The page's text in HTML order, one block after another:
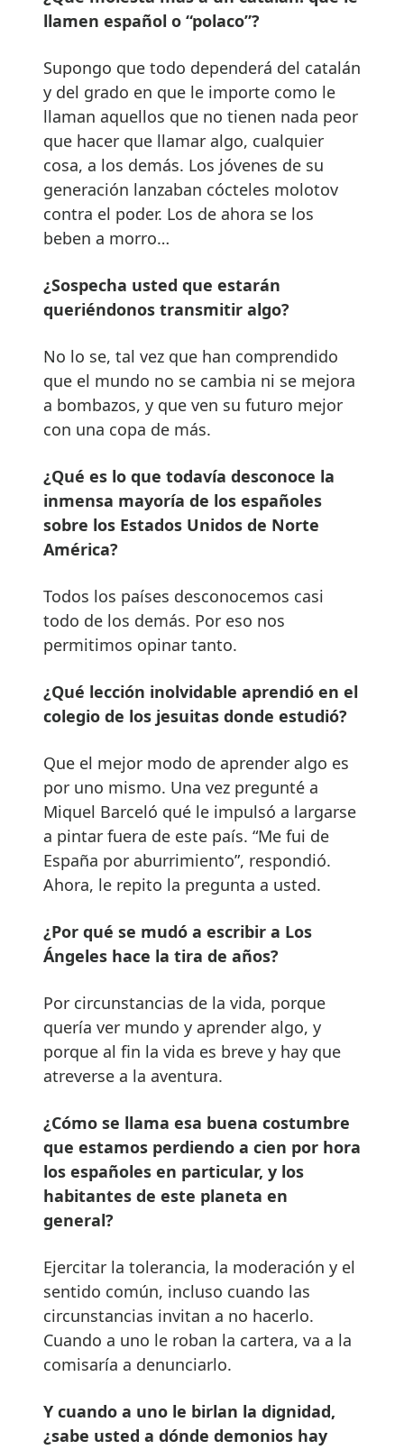
llamen español o “polaco”?
Supongo que todo dependerá del catalán
y del grado en que le importe como le
llaman aquellos que no tienen nada peor
que hacer que llamar algo, cualquier
cosa, a los demás. Los jóvenes de su
generación lanzaban cócteles molotov
contra el poder. Los de ahora se los
beben a morro…
¿Sospecha usted que estarán
queriéndonos transmitir algo?
No lo se, tal vez que han comprendido
que el mundo no se cambia ni se mejora
a bombazos, y que ven su futuro mejor
con una copa de más.
¿Qué es lo que todavía desconoce la
inmensa mayoría de los españoles
sobre los Estados Unidos de Norte
América?
Todos los países desconocemos casi
todo de los demás. Por eso nos
permitimos opinar tanto.
¿Qué lección inolvidable aprendió en el
colegio de los jesuitas donde estudió?
Que el mejor modo de aprender algo es
por uno mismo. Una vez pregunté a
Miquel Barceló qué le impulsó a largarse
a pintar fuera de este país. “Me fui de
España por aburrimiento”, respondió.
Ahora, le repito la pregunta a usted.
¿Por qué se mudó a escribir a Los
Ángeles hace la tira de años?
Por circunstancias de la vida, porque
quería ver mundo y aprender algo, y
porque al fin la vida es breve y hay que
atreverse a la aventura.
¿Cómo se llama esa buena costumbre
que estamos perdiendo a cien por hora
los españoles en particular, y los
habitantes de este planeta en
general?
Ejercitar la tolerancia, la moderación y el
sentido común, incluso cuando las
circunstancias invitan a no hacerlo.
Cuando a uno le roban la cartera, va a la
comisaría a denunciarlo.
Y cuando a uno le birlan la dignidad,
¿sabe usted a dónde demonios hay